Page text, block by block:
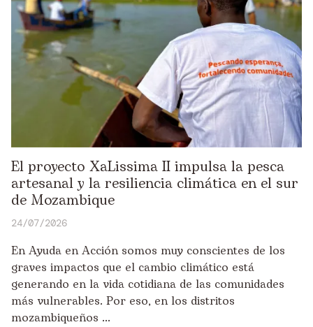
El proyecto XaLissima II impulsa la pesca
artesanal y la resiliencia climática en el sur
de Mozambique
24/07/2026
En Ayuda en Acción somos muy conscientes de los
graves impactos que el cambio climático está
generando en la vida cotidiana de las comunidades
más vulnerables. Por eso, en los distritos
mozambiqueños ...